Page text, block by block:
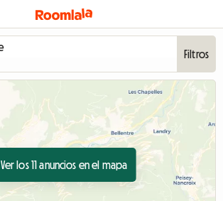
Filtros
Ver los 11 anuncios en el mapa